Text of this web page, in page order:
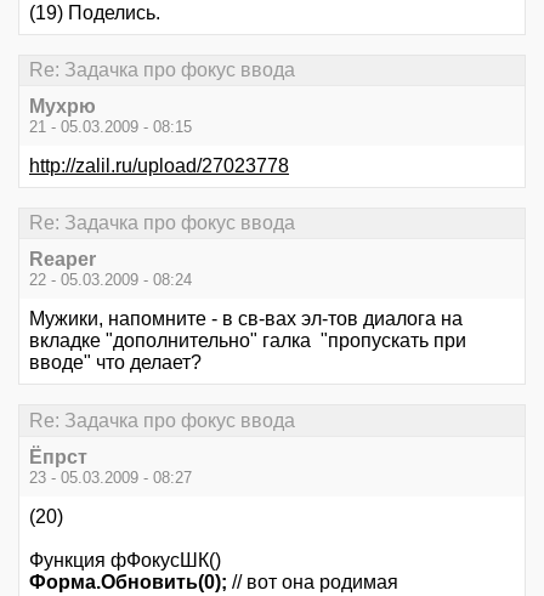
(19) Поделись.
Re: Задачка про фокус ввода
Мухрю
21 - 05.03.2009 - 08:15
http://zalil.ru/upload/27023778
Re: Задачка про фокус ввода
Reaper
22 - 05.03.2009 - 08:24
Мужики, напомните - в св-вах эл-тов диалога на
вкладке "дополнительно" галка "пропускать при
вводе" что делает?
Re: Задачка про фокус ввода
Ёпрст
23 - 05.03.2009 - 08:27
(20)
Функция фФокусШК()
Форма.Обновить(0); // вот она родимая